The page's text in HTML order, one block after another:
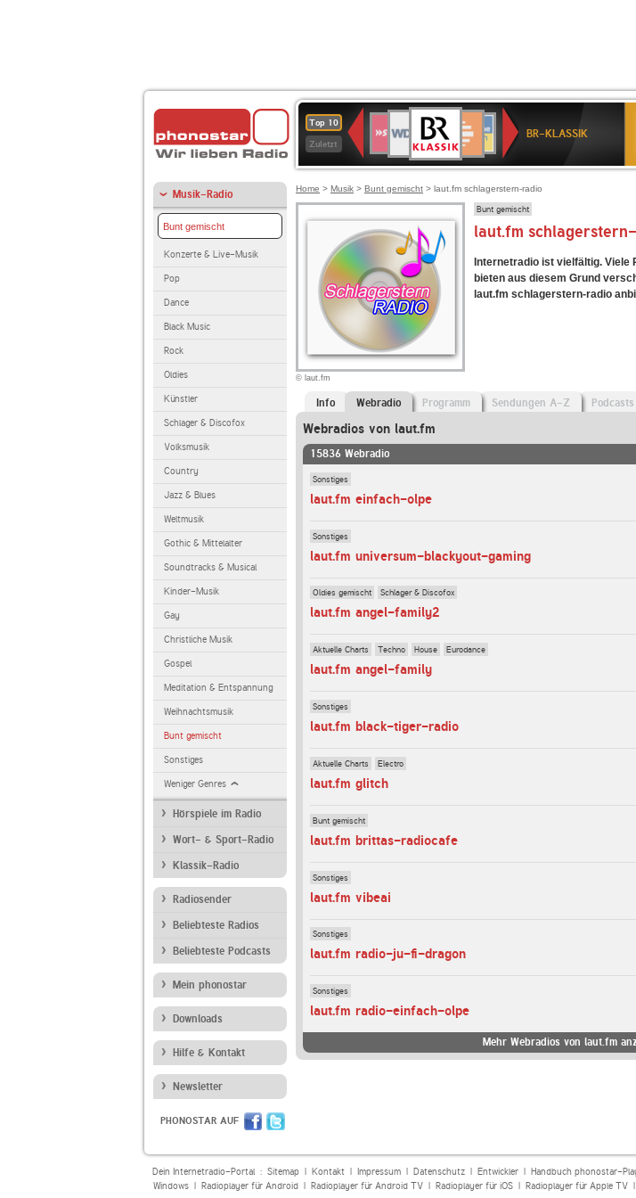
Top 10
Zuletzt
Deutschlandfunk
80er
90er
OLDIE
ANTENNE
4
BR-
KLASSIK
Deutschlandfunk
Kultur
ANTENNE
BAYERN
SWR
Kultur
NDR
2
BR-KLASSIK
Musik-Radio
Bunt gemischt
Konzerte & Live-Musik
Pop
Dance
Black Music
Rock
Oldies
Künstler
Schlager & Discofox
Volksmusik
Country
Jazz & Blues
Weltmusik
Gothic & Mittelalter
Soundtracks & Musical
Kinder-Musik
Gay
Christliche Musik
Gospel
Meditation & Entspannung
Weihnachtsmusik
Bunt gemischt
Sonstiges
Weniger Genres
Hörspiele im Radio
Wort- & Sport-Radio
Klassik-Radio
Radiosender
Beliebteste Radios
Beliebteste Podcasts
Mein phonostar
Downloads
Hilfe & Kontakt
Newsletter
PHONOSTAR AUF
Home > Musik > Bunt gemischt > laut.fm schlagerstern-radio
© laut.fm
Bunt gemischt
laut.fm
Internetradio ist vielfältig.
bieten aus diesem Grund
laut.fm schlagerstern-radio
Info Webradio Programm Sendungen A-Z Podcasts
Webradios von laut.fm
15836 Webradio
Sonstiges
laut.fm einfach-olpe
Sonstiges
laut.fm universum-blackyout-gaming
Oldies gemischt Schlager & Discofox
laut.fm angel-family2
Aktuelle Charts Techno House Eurodance
laut.fm angel-family
Sonstiges
laut.fm black-tiger-radio
Aktuelle Charts Electro
laut.fm glitch
Bunt gemischt
laut.fm brittas-radiocafe
Sonstiges
laut.fm vibeai
Sonstiges
laut.fm radio-ju-fi-dragon
Sonstiges
laut.fm radio-einfach-olpe
Mehr Webradios von laut.fm
Dein Internetradio-Portal : Sitemap| Kontakt| Impressum| Datenschutz| Entwickler| Handbuch phonostar-
Windows| Radioplayer für Android| Radioplayer für Android TV| Radioplayer für iOS| Radioplayer für Apple TV|